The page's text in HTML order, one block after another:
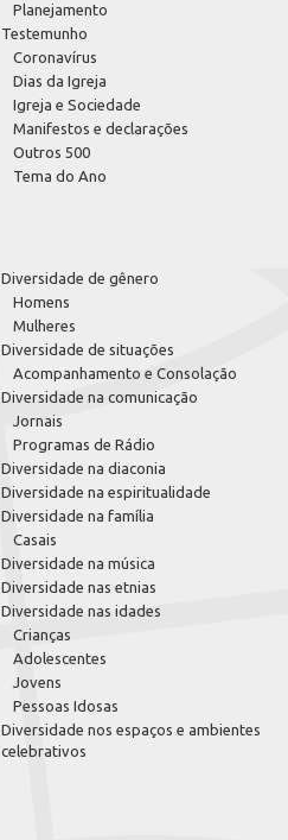
Planejamento
Testemunho
Coronavírus
Dias da Igreja
Igreja e Sociedade
Manifestos e declarações
Outros 500
Tema do Ano
Diversidade de gênero
Homens
Mulheres
Diversidade de situações
Acompanhamento e Consolação
Diversidade na comunicação
Jornais
Programas de Rádio
Diversidade na diaconia
Diversidade na espiritualidade
Diversidade na família
Casais
Diversidade na música
Diversidade nas etnias
Diversidade nas idades
Crianças
Adolescentes
Jovens
Pessoas Idosas
Diversidade nos espaços e ambientes
celebrativos